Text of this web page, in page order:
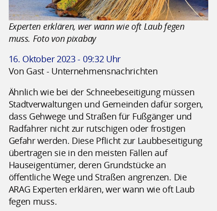
Experten erklären, wer wann wie oft Laub fegen
muss. Foto von pixabay
16. Oktober 2023 - 09:32 Uhr
Von Gast - Unternehmensnachrichten
Ähnlich wie bei der Schneebeseitigung müssen
Stadtverwaltungen und Gemeinden dafür sorgen,
dass Gehwege und Straßen für Fußgänger und
Radfahrer nicht zur rutschigen oder frostigen
Gefahr werden. Diese Pflicht zur Laubbeseitigung
übertragen sie in den meisten Fällen auf
Hauseigentümer, deren Grundstücke an
öffentliche Wege und Straßen angrenzen. Die
ARAG Experten erklären, wer wann wie oft Laub
fegen muss.